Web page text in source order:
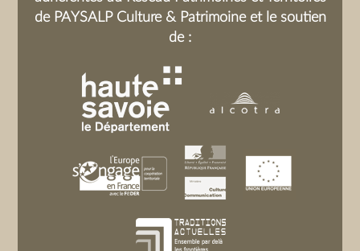
de PAYSALP Culture & Patrimoine et le soutien
de :